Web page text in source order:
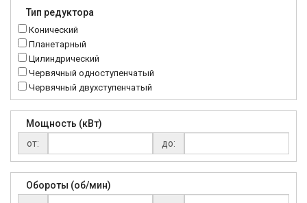
MTC
NMRV
RC
Тип редуктора
Конический
Планетарный
Цилиндрический
Червячный одноступенчатый
Червячный двухступенчатый
Мощность (кВт)
от:
до:
Обороты (об/мин)